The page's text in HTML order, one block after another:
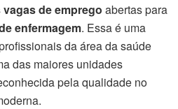
vagas de emprego abertas para
enfermagem. Essa é uma
da área da saúde
das maiores unidades
pela qualidade no